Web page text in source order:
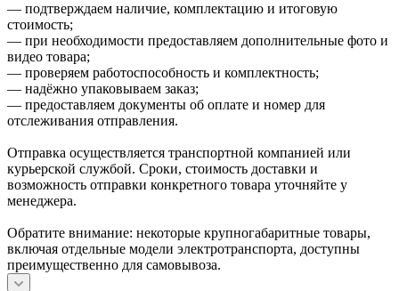
— подтверждаем наличие, комплектацию и итоговую
стоимость;
— при необходимости предоставляем дополнительные фото и
видео товара;
— проверяем работоспособность и комплектность;
— надёжно упаковываем заказ;
— предоставляем документы об оплате и номер для
отслеживания отправления.
Отправка осуществляется транспортной компанией или
курьерской службой. Сроки, стоимость доставки и
возможность отправки конкретного товара уточняйте у
менеджера.
Обратите внимание: некоторые крупногабаритные товары,
включая отдельные модели электротранспорта, доступны
преимущественно для самовывоза.